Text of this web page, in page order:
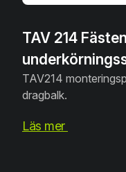
TAV 214
TAV214
dragbalk.
Läs mer